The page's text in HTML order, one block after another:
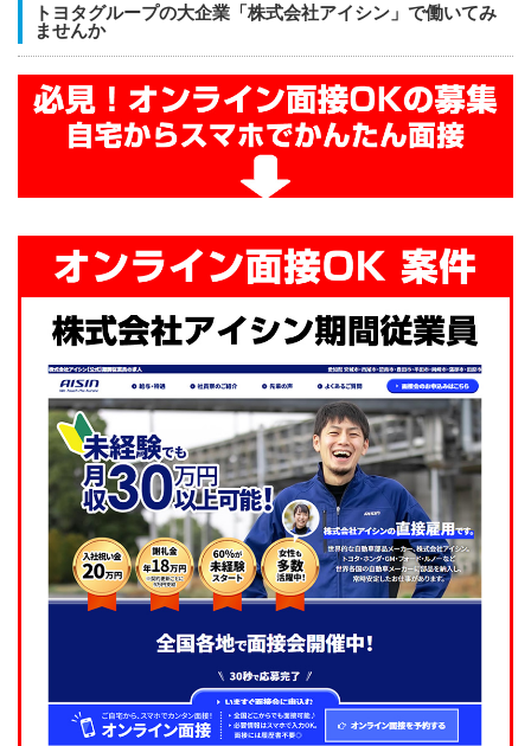
トヨタグループの大企業「株式会社アイシン」で働いてみ
ませんか